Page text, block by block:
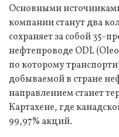
Основными
компании станут два
сохраняет за собой 35-
нефтепроводе ODL
по которому
добываемой в стране
направлением станет
Картахене, где
99,97% акций.